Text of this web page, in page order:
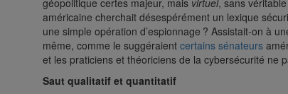
géopolitique certes majeur, mais virtuel, sans
américaine cherchait désespérément un lexique
une simple opération d’espionnage ? Assistait-on à
même, comme le suggéraient certains sénateurs
et les praticiens et théoriciens de la cybersécurité ne
Saut qualitatif et quantitatif